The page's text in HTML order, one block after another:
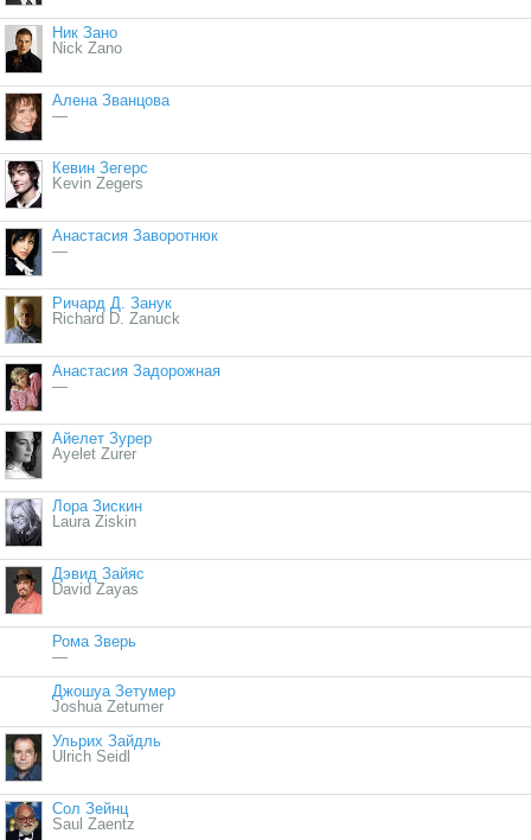
Ник Зано
Nick Zano
Алена Званцова
—
Кевин Зегерс
Kevin Zegers
Анастасия Заворотнюк
—
Ричард Д. Занук
Richard D. Zanuck
Анастасия Задорожная
—
Айелет Зурер
Ayelet Zurer
Лора Зискин
Laura Ziskin
Дэвид Зайяс
David Zayas
Рома Зверь
—
Джошуа Зетумер
Joshua Zetumer
Ульрих Зайдль
Ulrich Seidl
Сол Зейнц
Saul Zaentz